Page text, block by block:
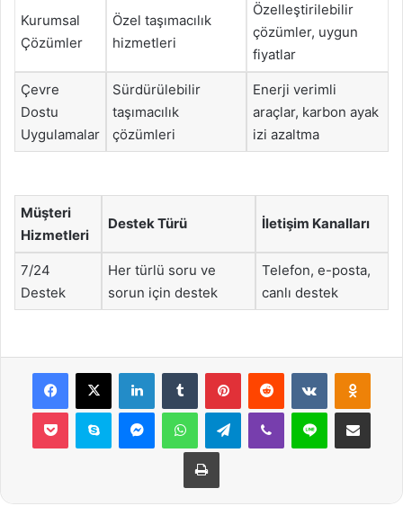
Kurumsal
Çözümler
Özel taşımacılık
hizmetleri
Özelleştirilebilir
çözümler, uygun
fiyatlar
Çevre
Dostu
Uygulamalar
Sürdürülebilir
taşımacılık
çözümleri
Enerji verimli
araçlar, karbon ayak
izi azaltma
Müşteri
Hizmetleri
Destek Türü İletişim Kanalları
7/24
Destek
Her türlü soru ve
sorun için destek
Telefon, e-posta,
canlı destek
Facebook
X LinkedInTumblr PinterestReddit VKontakte
Pocket Skype MessengerWhatsAppTelegramViber Line E-Posta ile
Yazdır